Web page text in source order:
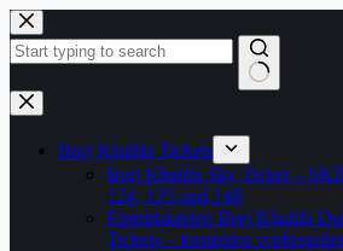
Zum
Inhalt
springen
Keine
Ergebnisse
Burj Khalifa Tickets
Burj Khalifa Sky Ticket –
124, 125 und 148
Eintrittskarten Burj Khalifa
Tickets – kostenlos